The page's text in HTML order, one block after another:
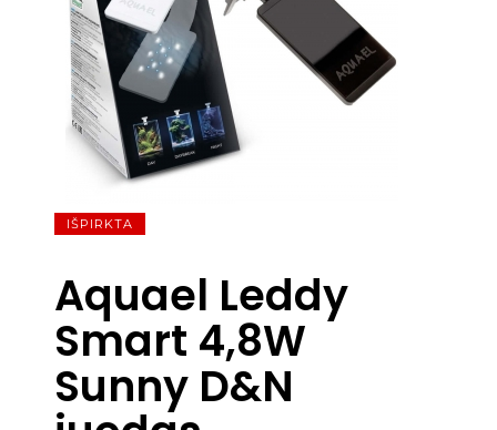
IŠPIRKTA
Aquael Leddy
Smart 4,8W
Sunny D&N